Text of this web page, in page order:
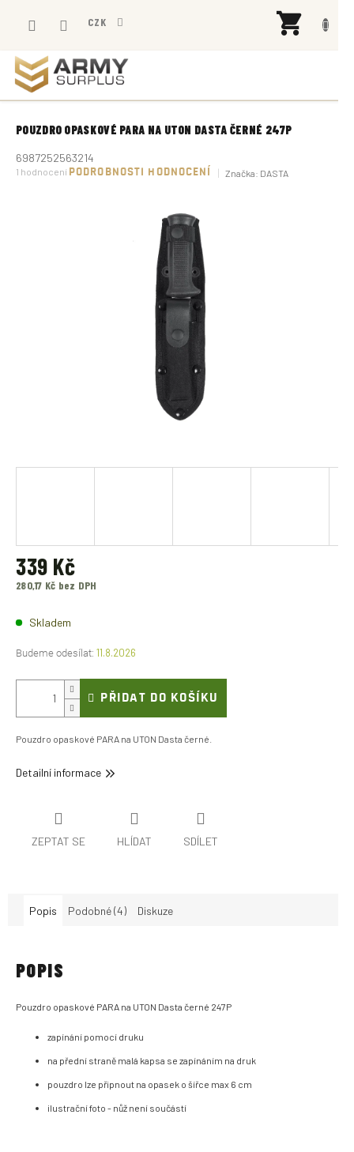
CZK
POUZDRO OPASKOVÉ PARA NA UTON DASTA ČERNÉ 247P
6987252563214
Průměrné
1 hodnocení PODROBNOSTI HODNOCENÍ Značka: DASTA
339 Kč
280,17 Kč bez DPH
cena:Skladem
11.8.2026
PŘIDAT DO KOŠÍKU
Pouzdro opaskové PARA na UTON Dasta černé.
Detailní informace
ZEPTAT SE HLÍDAT SDÍLET
Popis Podobné (4) Diskuze
POPIS
Pouzdro opaskové PARA na UTON Dasta černé 247P
zapínání pomocí druku
na přední straně malá kapsa se zapínáním na druk
pouzdro lze připnout na opasek o šířce max 6 cm
ilustrační foto - nůž není součástí